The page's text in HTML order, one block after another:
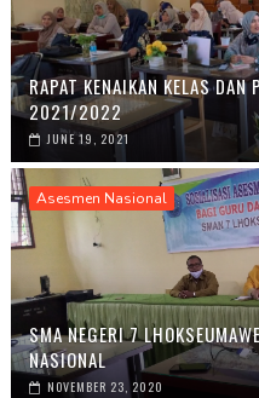
RAPAT KENAIKAN KELAS
2021/2022
JUNE 19, 2021
Asesmen Nasional
SMA NEGERI 7
NASIONAL
NOVEMBER 23, 2020